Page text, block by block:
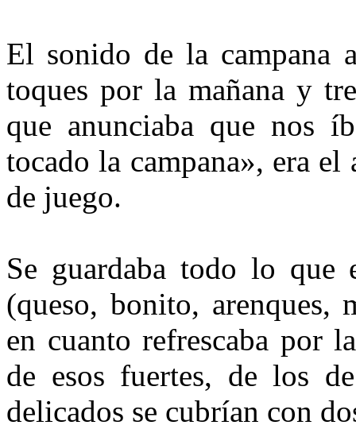
El sonido de la campana
toques por la mañana y
que anunciaba que nos
tocado la campana», era
de juego.
Se guardaba todo lo que
(queso, bonito,
en cuanto refrescaba por
de esos fuertes, de los
delicados se cubrían con